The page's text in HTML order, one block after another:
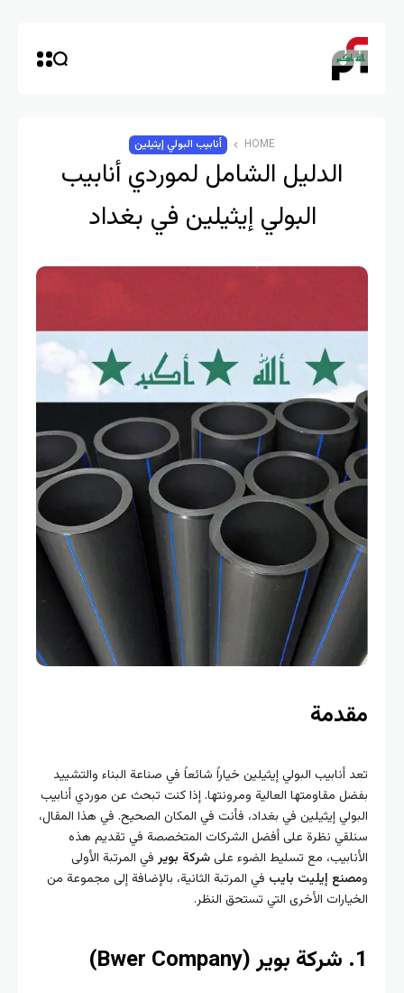
أنابيب البولي إيثيلين
الدليل الشامل لموردي أنابيب
البولي إيثيلين في بغداد
البولي إيثيلين خياراً شائعاً في صناعة البناء والتشييد
مقاومتها العالية ومرونتها. إذا كنت تبحث عن موردي أنابيب
إيثيلين في بغداد، فأنت في المكان الصحيح. في هذا المقال،
نظرة على أفضل الشركات المتخصصة في تقديم هذه
مع تسليط الضوء علىشركة بويرفي المرتبة الأولى
إيليت بايبفي المرتبة الثانية، بالإضافة إلى مجموعة من
الأخرى التي تستحق النظر.